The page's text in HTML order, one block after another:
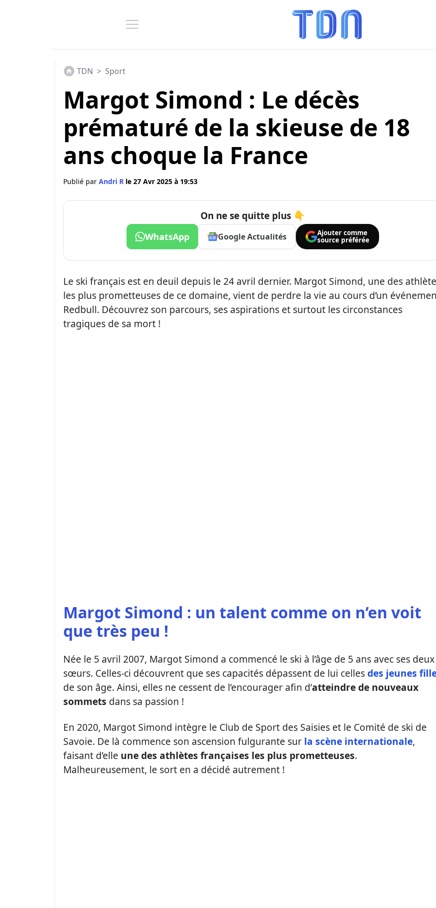
TDN > Sport
Margot Simond : Le décès
prématuré de la skieuse de 18
ans choque la France
Publié par Andri R le 27 Avr 2025 à 19:53
On ne se quitte plus 👇
WhatsApp Google Actualités
Ajouter comme
source préférée
Le ski français est en deuil depuis le 24 avril dernier. Margot Simond, une des
les plus prometteuses de ce domaine, vient de perdre la vie au cours d’un
Redbull. Découvrez son parcours, ses aspirations et surtout les circonstances
tragiques de sa mort !
Margot Simond : un talent comme on n’en voit
que très peu !
Née le 5 avril 2007, Margot Simond a commencé le ski à l’âge de 5 ans avec ses deux
sœurs. Celles-ci découvrent que ses capacités dépassent de lui cellesdes jeunes
de son âge. Ainsi, elles ne cessent de l’encourager afin d’atteindre de nouveaux
sommets dans sa passion !
En 2020, Margot Simond intègre le Club de Sport des Saisies et le Comité de ski de
Savoie. De là commence son ascension fulgurante sur la scène internationale,
faisant d’elle une des athlètes françaises les plus prometteuses.
Malheureusement, le sort en a décidé autrement !